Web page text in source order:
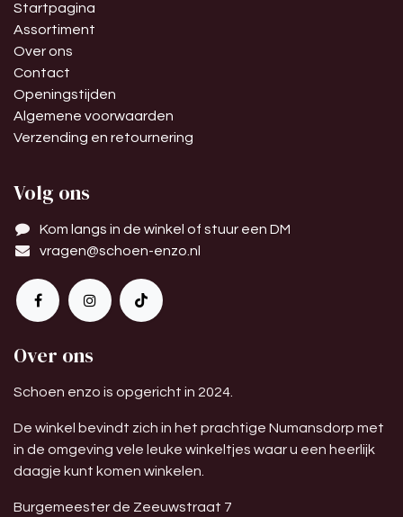
Startpagina
Assortiment
Over ons
Contact
Openingstijden
Algemene voorwaarden
Verzending en retournering
Volg ons
Kom langs in de winkel of stuur een DM
vragen@schoen-enzo.nl
Over ons
Schoen enzo is opgericht in 2024.
De winkel bevindt zich in het prachtige Numansdorp met
in de omgeving vele leuke winkeltjes waar u een heerlijk
daagje kunt komen winkelen.
Burgemeester de Zeeuwstraat 7